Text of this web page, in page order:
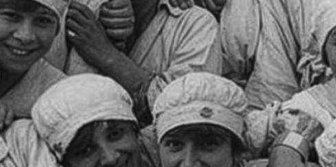
U atmosferi postepeno rastuće kriminalizacije znakova
međunarodnoga radničkog pokreta, dok se istovremeno
normaliziraju znakovi nacionalnih fašizama, htjeli smo se o…
JEDAN OSVRT NA SINDIKALNI PROSVJED
Kolumne Komentar
Ljubomir Grgurević27 travnja, 2026
Nema mnogo za osvrtanje, daj onu vrbovu sviralu PARTNERI U
ŠETNJI Hvala sindikatima koji su organizirali subotnji prosvjed.
Vrijedna je…